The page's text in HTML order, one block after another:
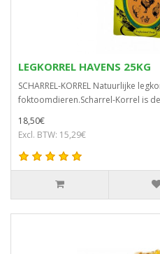
LEGKORREL HAVENS 25KG
SCHARREL-KORREL Natuurlijke
foktoomdieren.Scharrel-Korrel is
18,50€
Excl. BTW: 15,29€